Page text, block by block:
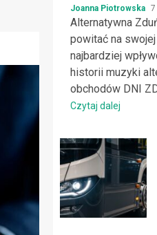
Joanna Piotrowska 7
Alternatywna
powitać na
najbardziej
historii muzyki
obchodów DNI
Czytaj dalej